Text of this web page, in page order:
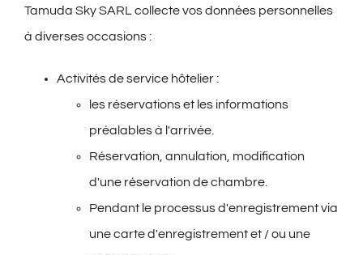
Tamuda Sky SARL collecte vos données personnelles
à diverses occasions :
Activités de service hôtelier :
les réservations et les informations
préalables à l'arrivée.
Réservation, annulation, modification
d'une réservation de chambre.
Pendant le processus d'enregistrement via
une carte d'enregistrement et / ou une